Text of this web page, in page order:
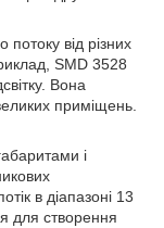
потоку від різних
SMD 3528
Вона
приміщень.
і
в діапазоні 13
для створення